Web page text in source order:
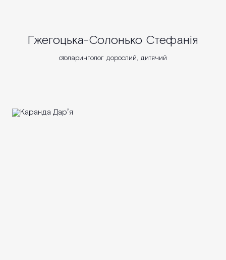
Гжегоцька-Солонько Стефанія
отоларинголог дорослий, дитячий